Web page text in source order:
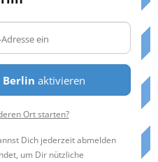
Berlin aktivieren
Ort starten?
Dich jederzeit abmelden
um Dir nützliche